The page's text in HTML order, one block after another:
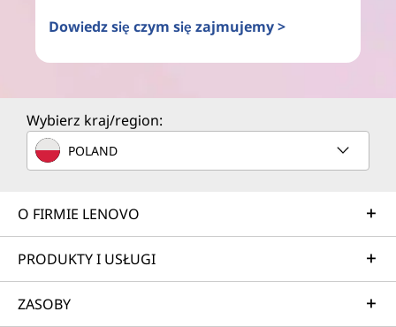
Dowiedz się czym się zajmujemy >
Wybierz kraj/region:
POLAND
O FIRMIE LENOVO
PRODUKTY I USŁUGI
ZASOBY